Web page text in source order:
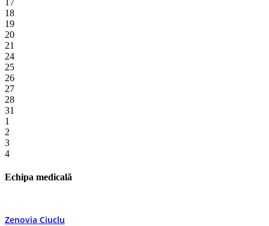
18
19
20
21
24
25
26
27
28
31
1
2
3
4
Echipa medicală
Zenovia Ciuclu